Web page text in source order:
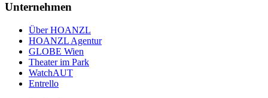
Unternehmen
Über HOANZL
HOANZL Agentur
GLOBE Wien
Theater im Park
WatchAUT
Entrello